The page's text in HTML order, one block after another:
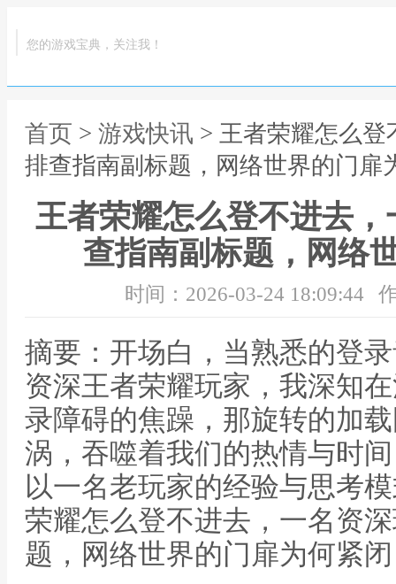
您的游戏宝典，关注我！
首页 > 游戏快讯 > 王者荣耀怎么
排查指南副标题，网络世界的门扉
王者荣耀怎么登不进去
查指南副标题，网络
时间：2026-03-24 18:09:44
摘要：开场白，当熟悉的登
资深王者荣耀玩家，我深知
录障碍的焦躁，那旋转的加
涡，吞噬着我们的热情与时
以一名老玩家的经验与思考
荣耀怎么登不进去，一名资
题，网络世界的门扉为何紧闭